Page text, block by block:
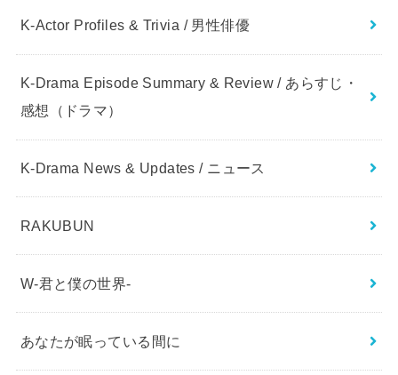
K-Actor Profiles & Trivia / 男性俳優
K-Drama Episode Summary & Review / あらすじ・
感想（ドラマ）
K-Drama News & Updates / ニュース
RAKUBUN
W-君と僕の世界-
あなたが眠っている間に